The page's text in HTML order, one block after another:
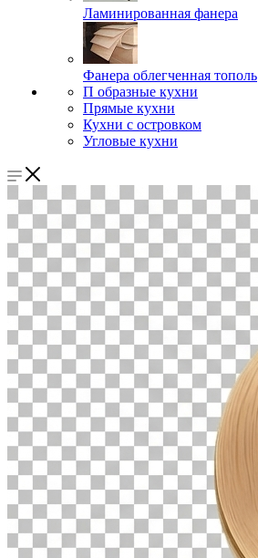
Ламинированная фанера
Фанера облегченная тополь
П образные кухни
Прямые кухни
Кухни с островком
Угловые кухни